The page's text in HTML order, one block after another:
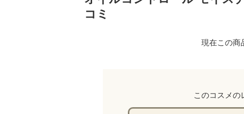
コミ
現在この商
このコスメの